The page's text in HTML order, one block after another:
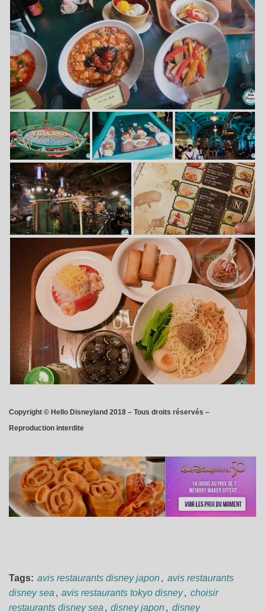
Copyright © Hello Disneyland 2018 – Tous droits réservés –
Reproduction interdite
Tags: avis restaurants disney japon, avis restaurants
disney sea , avis restaurants tokyo disney, choisir
restaurants disney sea , disney japon, disney